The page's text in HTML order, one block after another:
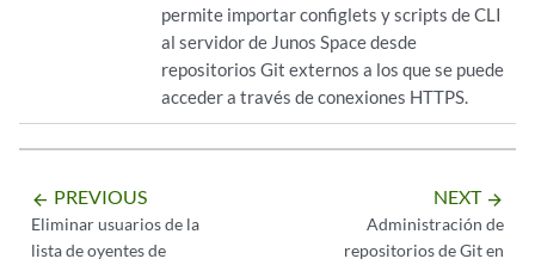
permite importar configlets y scripts de CLI
al servidor de Junos Space desde
repositorios Git externos a los que se puede
acceder a través de conexiones HTTPS.
arrow_backward PREVIOUS
Eliminar usuarios de la
lista de oyentes de
NEXT arrow_forward
Administración de
repositorios de Git en